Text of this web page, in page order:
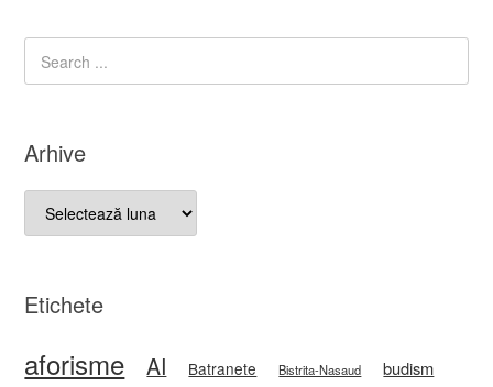
Arhive
Arhive
Etichete
aforisme AI Batranete Bistrita-Nasaud budism